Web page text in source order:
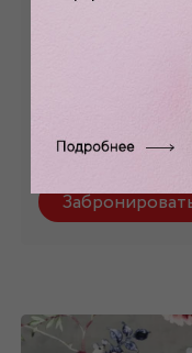
Хлопок с
Состав: 100%
1 470 руб.